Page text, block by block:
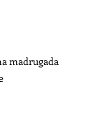
madrugada